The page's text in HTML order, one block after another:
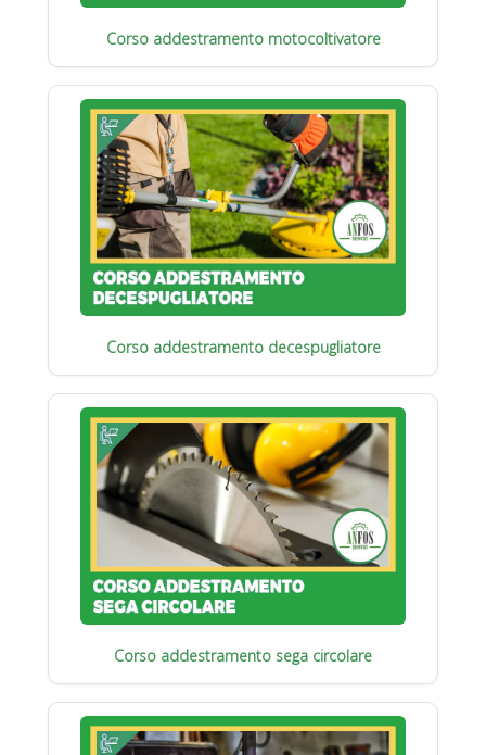
Corso addestramento motocoltivatore
Corso addestramento decespugliatore
Corso addestramento sega circolare